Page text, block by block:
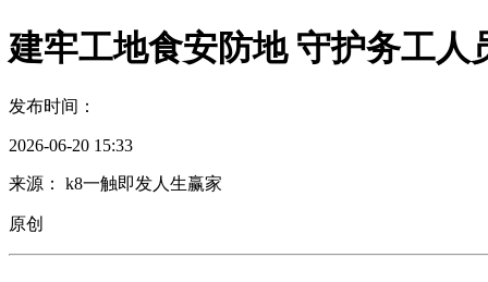
建牢工地食安防地 守护务工人
发布时间：
2026-06-20 15:33
来源： k8一触即发人生赢家
原创